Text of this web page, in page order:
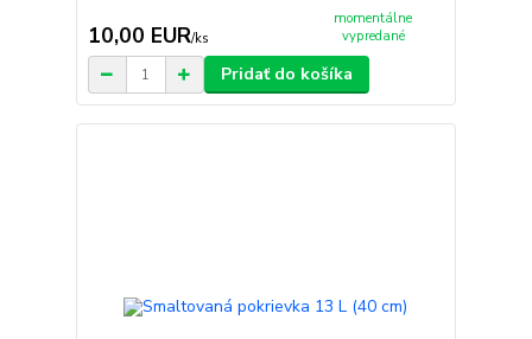
10,00 EUR/ks
momentálne
vypredané
Pridať do košíka